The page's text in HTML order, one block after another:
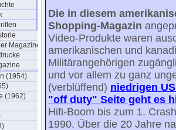
Magazine
(1954)
(1962)
Die in diesem
Shopping-Magazin
Video-Produkte waren
amerikanischen und
Militärangehörigen
und vor allem zu ganz
(verblüffend) niedrigen
"off duty" Seite geht es
Hifi-Boom bis zum 1.
1990. Über die 20 Jahre